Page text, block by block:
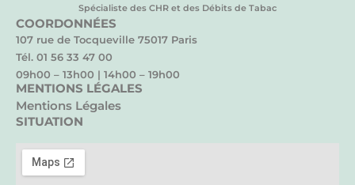
Spécialiste des CHR et des Débits de Tabac
COORDONNÉES
107 rue de Tocqueville 75017 Paris
Tél. 01 56 33 47 00
09h00 – 13h00 | 14h00 – 19h00
MENTIONS LÉGALES
Mentions Légales
SITUATION